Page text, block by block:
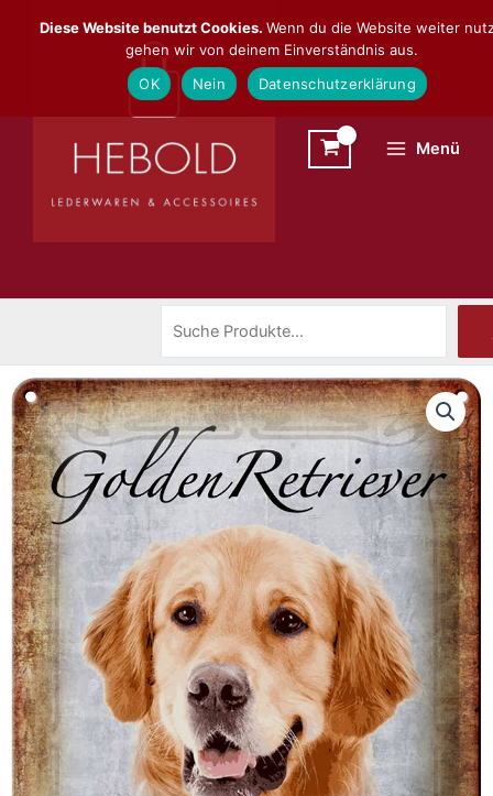
Inhalt
Menü
Diese Website benutzt Cookies. Wenn du die Website weiter
gehen wir von deinem Einverständnis aus.
OK
Nein Datenschutzerklärung